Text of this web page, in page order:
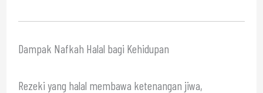
Dampak Nafkah Halal bagi Kehidupan
Rezeki yang halal membawa ketenangan jiwa,